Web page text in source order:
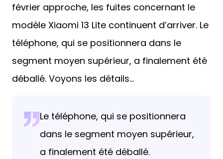
février approche, les fuites concernant le
modèle Xiaomi 13 Lite continuent d’arriver. Le
téléphone, qui se positionnera dans le
segment moyen supérieur, a finalement été
déballé. Voyons les détails…
Le téléphone, qui se positionnera
dans le segment moyen supérieur,
a finalement été déballé.